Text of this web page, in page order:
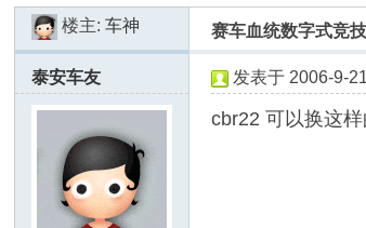
» ›
楼主:车神 赛车血统数字式竞
泰安车友 发表于 2006-9-
cbr22 可以换这